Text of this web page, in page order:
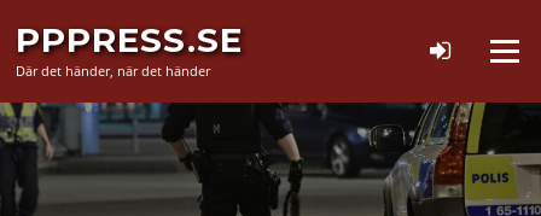
innehåll
PPPRESS.SE
Där det händer, när det händer
Meny